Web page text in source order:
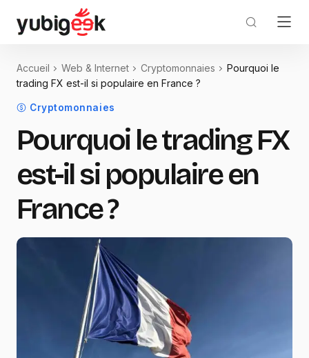
Accueil Web & Internet Cryptomonnaies
Pourquoi le
trading FX est-il si populaire en France ?
Cryptomonnaies
Pourquoi le trading FX
est-il si populaire en
France ?